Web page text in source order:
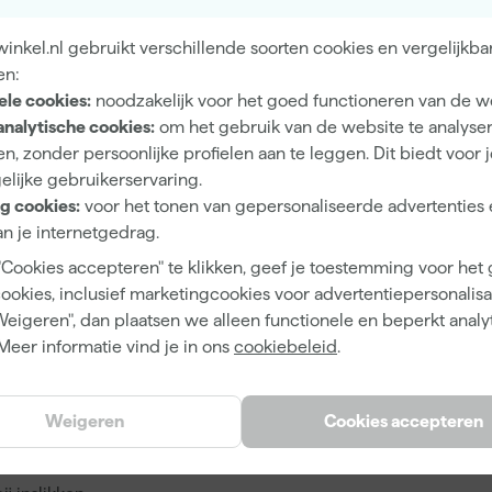
gebruikt verschillende soorten cookies en
cookies: noodzakelijk voor het goed functioneren van de
cookies: om het gebruik van de website te
zonder persoonlijke profielen aan te leggen. Dit biedt voor
gebruikerservaring.
cookies: voor het tonen van gepersonaliseerde advertenties
je internetgedrag.
accepteren" te klikken, geef je toestemming voor het
inclusief marketingcookies voor
dan plaatsen we alleen functionele en beperkt
informatie vind je in ons cookiebeleid.
Cookies accepteren
Weigeren
342889
10307766
10 L
(H-zinnen)